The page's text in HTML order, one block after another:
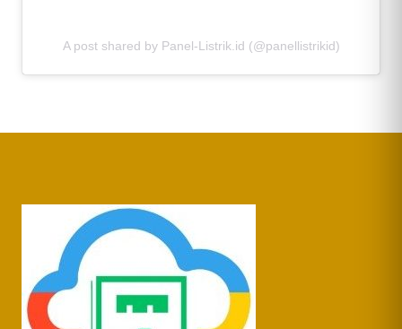
A post shared by Panel-Listrik.id (@panellistrikid)